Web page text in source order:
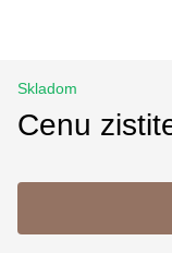
Skladom
Cenu